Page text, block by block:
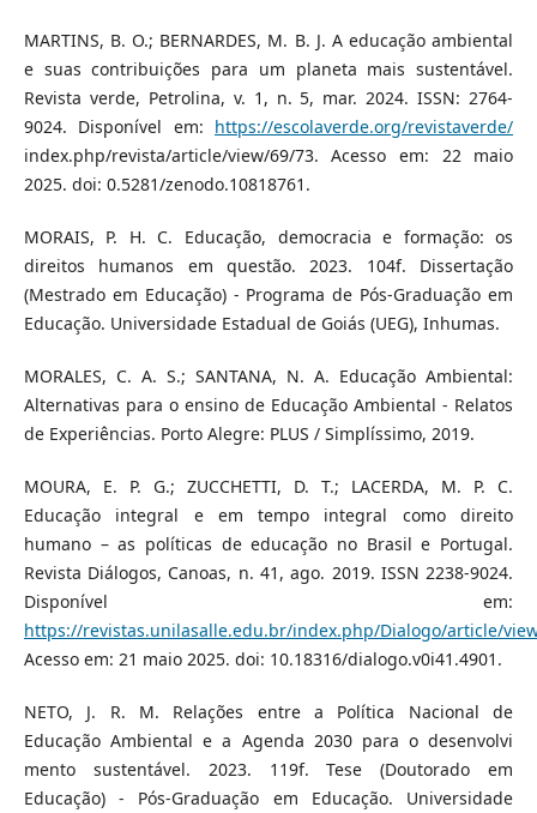
MARTINS, B. O.; BERNARDES, M. B. J. A educação ambiental
e suas contribuições para um planeta mais sustentável.
Revista verde, Petrolina, v. 1, n. 5, mar. 2024. ISSN: 2764-
9024. Disponível em: https://escolaverde.org/revistaverde/
index.php/revista/article/view/69/73. Acesso em: 22 maio
2025. doi: 0.5281/zenodo.10818761.
MORAIS, P. H. C. Educação, democracia e formação: os
direitos humanos em questão. 2023. 104f. Dissertação
(Mestrado em Educação) - Programa de Pós-Graduação em
Educação. Universidade Estadual de Goiás (UEG), Inhumas.
MORALES, C. A. S.; SANTANA, N. A. Educação Ambiental:
Alternativas para o ensino de Educação Ambiental - Relatos
de Experiências. Porto Alegre: PLUS / Simplíssimo, 2019.
MOURA, E. P. G.; ZUCCHETTI, D. T.; LACERDA, M. P. C.
Educação integral e em tempo integral como direito
humano – as políticas de educação no Brasil e Portugal.
Revista Diálogos, Canoas, n. 41, ago. 2019. ISSN 2238-9024.
Disponível em:
https://revistas.unilasalle.edu.br/index.php/Dialogo/article/
Acesso em: 21 maio 2025. doi: 10.18316/dialogo.v0i41.4901.
NETO, J. R. M. Relações entre a Política Nacional de
Educação Ambiental e a Agenda 2030 para o desenvolvi
mento sustentável. 2023. 119f. Tese (Doutorado em
Educação) - Pós-Graduação em Educação. Universidade